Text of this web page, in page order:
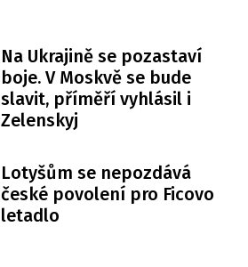
Na Ukrajině se pozastaví
boje. V Moskvě se bude
slavit, příměří vyhlásil i
Zelenskyj
Lotyšům se nepozdává
české povolení pro Ficovo
letadlo